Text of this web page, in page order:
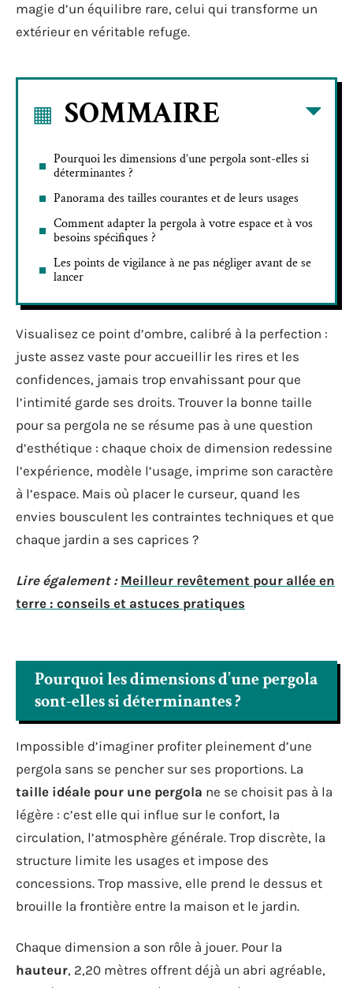
magie d’un équilibre rare, celui qui transforme un
extérieur en véritable refuge.
SOMMAIRE
Pourquoi les dimensions d’une pergola sont-elles si
déterminantes ?
Panorama des tailles courantes et de leurs usages
Comment adapter la pergola à votre espace et à vos
besoins spécifiques ?
Les points de vigilance à ne pas négliger avant de se
lancer
Visualisez ce point d’ombre, calibré à la perfection :
juste assez vaste pour accueillir les rires et les
confidences, jamais trop envahissant pour que
l’intimité garde ses droits. Trouver la bonne taille
pour sa pergola ne se résume pas à une question
d’esthétique : chaque choix de dimension redessine
l’expérience, modèle l’usage, imprime son caractère
à l’espace. Mais où placer le curseur, quand les
envies bousculent les contraintes techniques et que
chaque jardin a ses caprices ?
Lire également : Meilleur revêtement pour allée en
terre : conseils et astuces pratiques
Pourquoi les dimensions d’une pergola
sont-elles si déterminantes ?
Impossible d’imaginer profiter pleinement d’une
pergola sans se pencher sur ses proportions. La
taille idéale pour une pergola ne se choisit pas à la
légère : c’est elle qui influe sur le confort, la
circulation, l’atmosphère générale. Trop discrète, la
structure limite les usages et impose des
concessions. Trop massive, elle prend le dessus et
brouille la frontière entre la maison et le jardin.
Chaque dimension a son rôle à jouer. Pour la
hauteur, 2,20 mètres offrent déjà un abri agréable,